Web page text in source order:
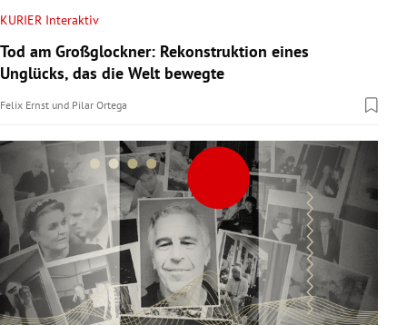
KURIER Interaktiv
Tod am Großglockner: Rekonstruktion eines
Unglücks, das die Welt bewegte
Felix Ernst und Pilar Ortega